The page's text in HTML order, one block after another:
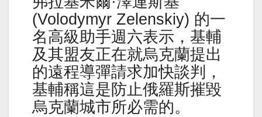
(Volodymyr Zelenskiy) 的一
名高級助手週六表示，基輔
及其盟友正在就烏克蘭提出
的遠程導彈請求加快談判，
基輔稱這是防止俄羅斯摧毀
烏克蘭城市所必需的。